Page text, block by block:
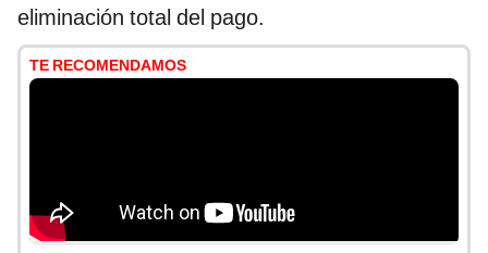
eliminación total del pago.
TE RECOMENDAMOS